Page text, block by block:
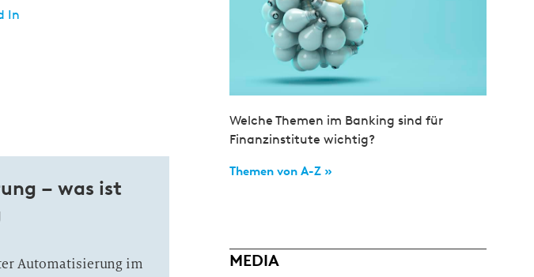
In
– was ist
Automatisierung im
Welche Themen im Banking sind für
Finanzinstitute wichtig?
Themen von A-Z »
MEDIA